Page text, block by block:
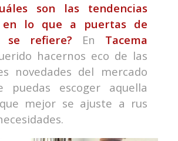
son las tendencias
en lo que a puertas de
se refiere? En Tacema
hacernos eco de las
novedades del mercado
puedas escoger aquella
mejor se ajuste a rus